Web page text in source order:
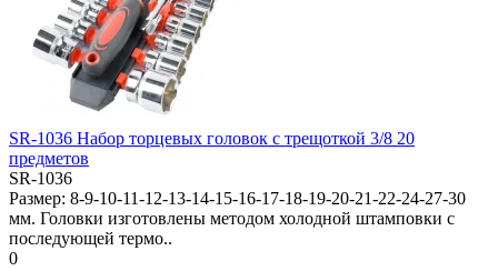
SR-1036 Набор торцевых головок с трещоткой 3/8 20
предметов
SR-1036
Размер: 8-9-10-11-12-13-14-15-16-17-18-19-20-21-22-24-27-30
мм. Головки изготовлены методом холодной штамповки с
последующей термо..
0